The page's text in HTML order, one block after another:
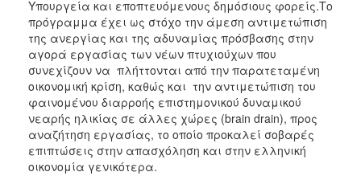
ΠΟΛΙΤΙΣΜΟΣ
ΑΝΘΕΚΤΙΚΗ
ΠΟΛΗ
Υπουργεία και εποπτευόμενους δημόσιους φορείς.Το
πρόγραμμα έχει ως στόχο την άμεση αντιμετώπιση
της ανεργίας και της αδυναμίας πρόσβασης στην
αγορά εργασίας των νέων πτυχιούχων που
συνεχίζουν να πλήττονται από την παρατεταμένη
οικονομική κρίση, καθώς και την αντιμετώπιση του
φαινομένου διαρροής επιστημονικού δυναμικού
νεαρής ηλικίας σε άλλες χώρες (brain drain), προς
αναζήτηση εργασίας, το οποίο προκαλεί σοβαρές
επιπτώσεις στην απασχόληση και στην ελληνική
οικονομία γενικότερα.